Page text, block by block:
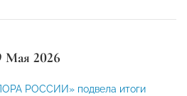
Мая 2026
РОССИИ» подвела итоги